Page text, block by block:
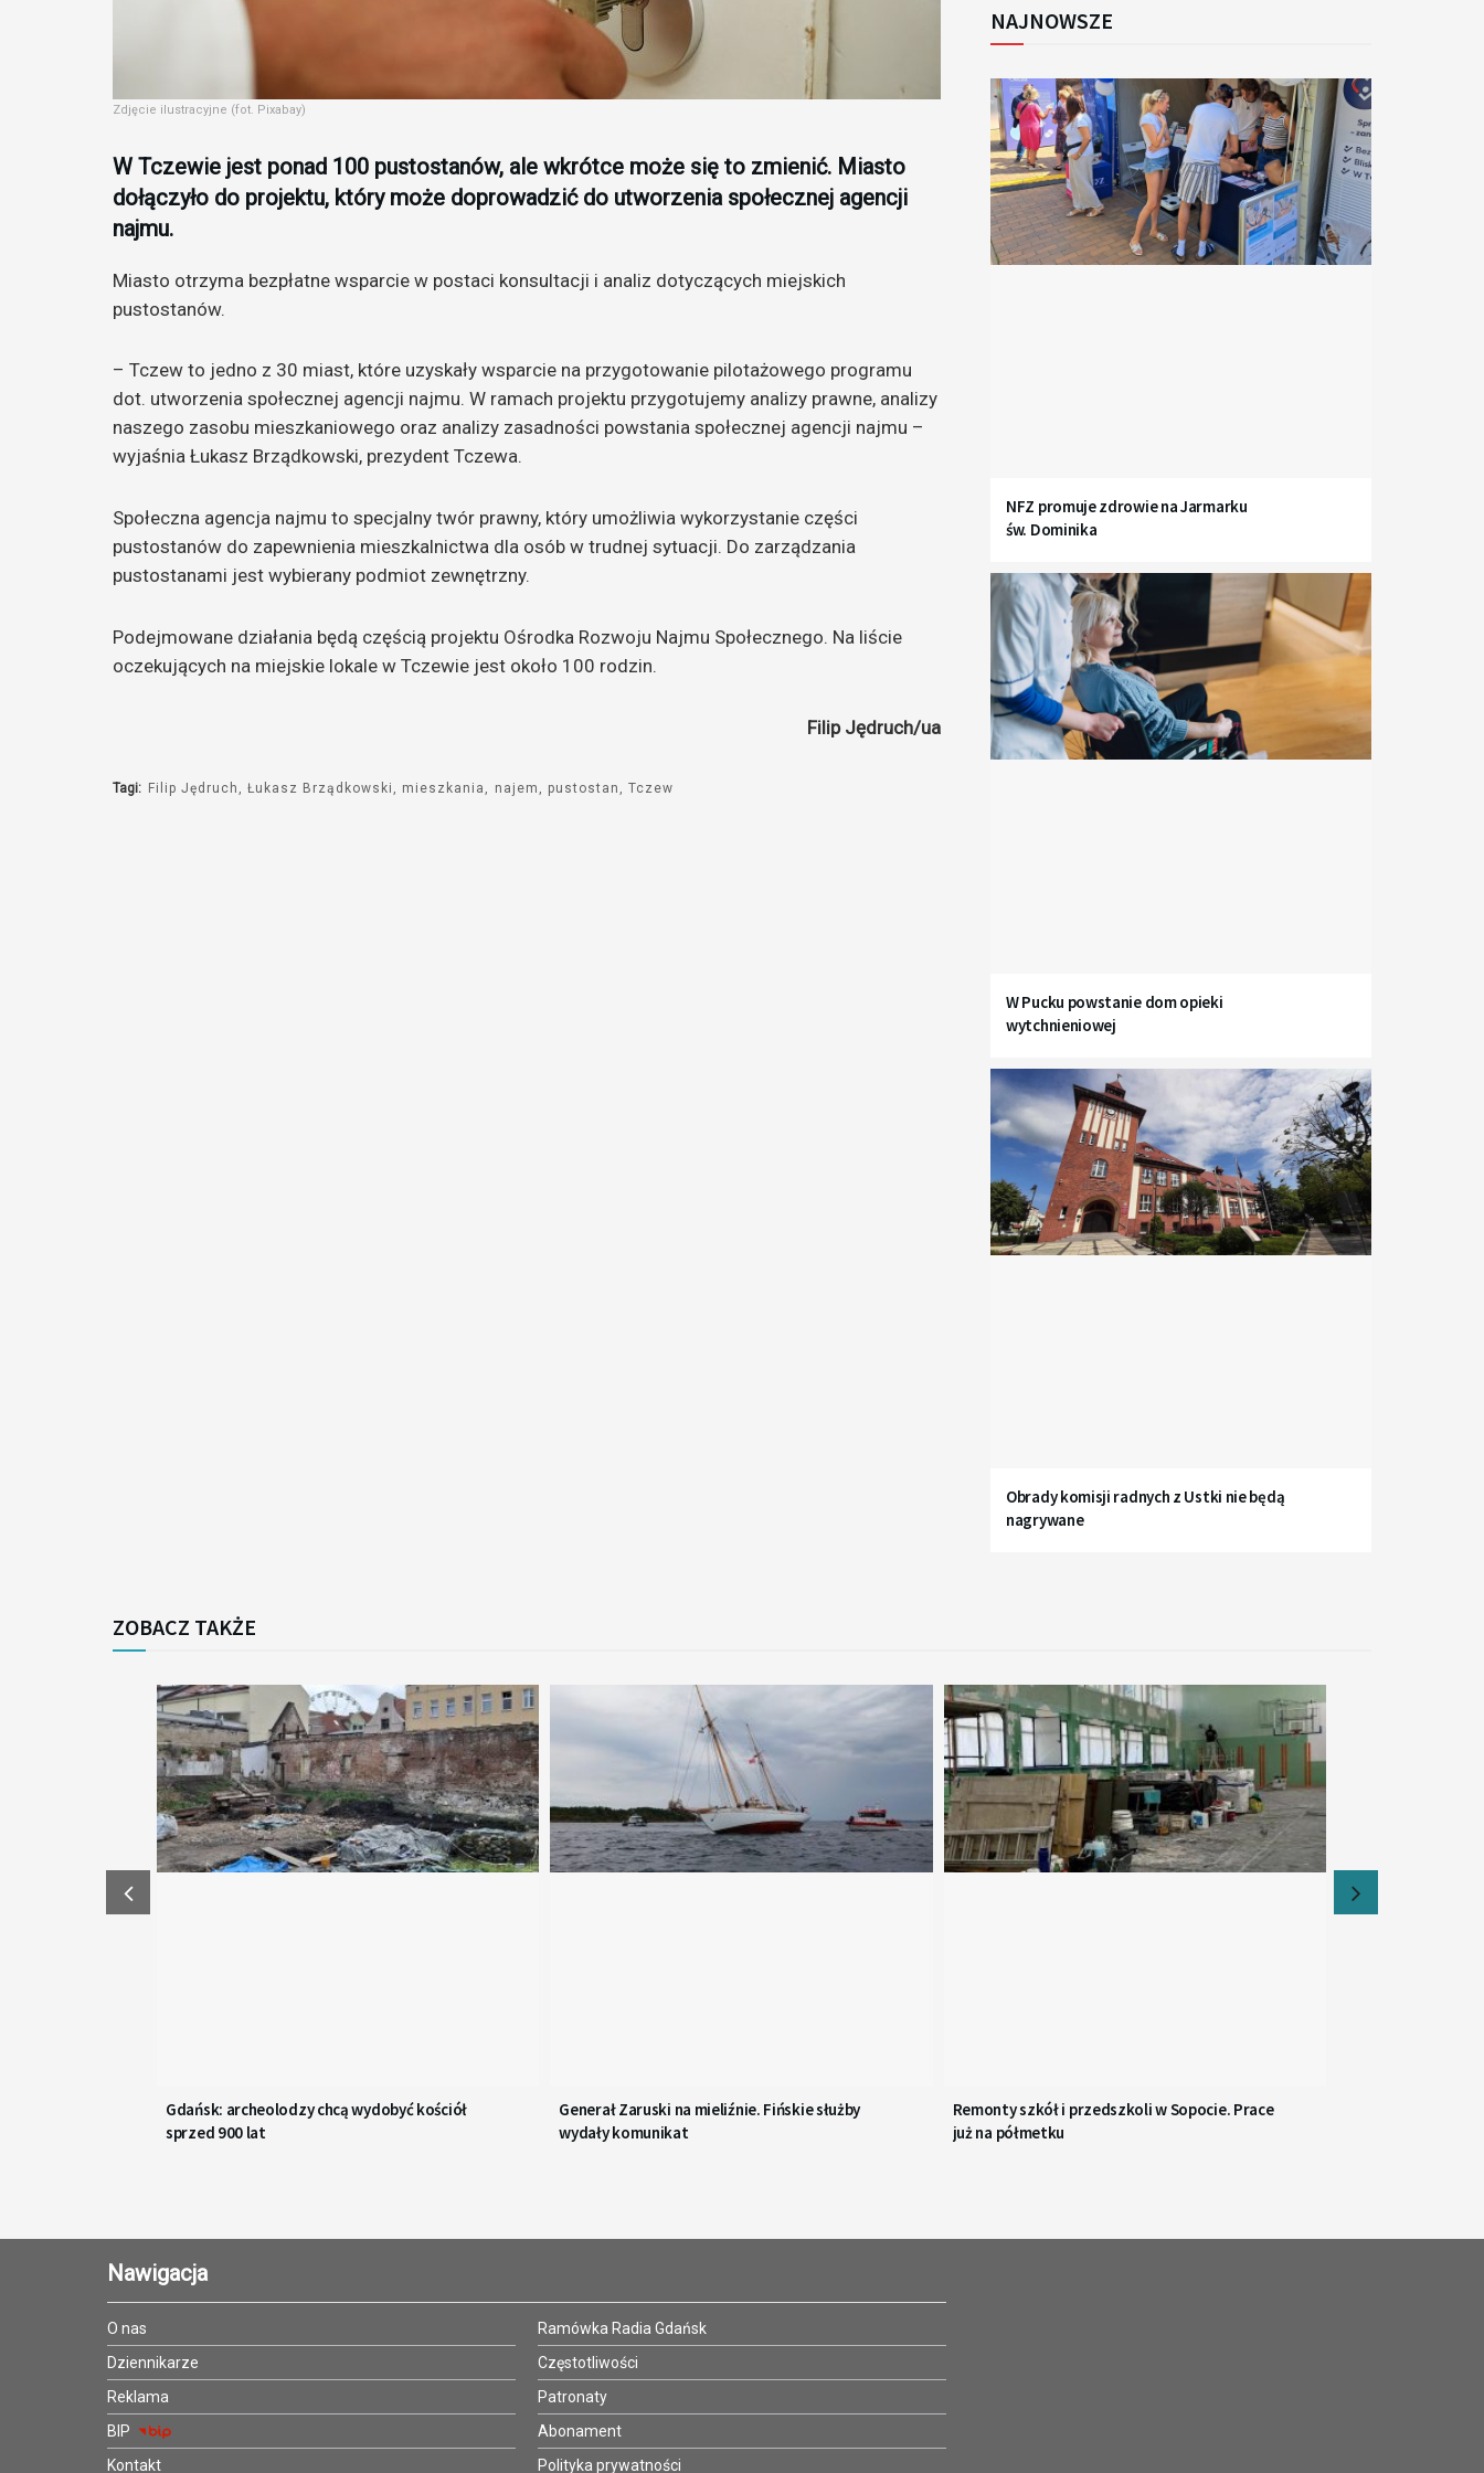
Zdjęcie ilustracyjne (fot. Pixabay)
W Tczewie jest ponad 100 pustostanów, ale wkrótce może się to zmienić. Miasto
dołączyło do projektu, który może doprowadzić do utworzenia społecznej agencji
najmu.
Miasto otrzyma bezpłatne wsparcie w postaci konsultacji i analiz dotyczących miejskich
pustostanów.
– Tczew to jedno z 30 miast, które uzyskały wsparcie na przygotowanie pilotażowego programu
dot. utworzenia społecznej agencji najmu. W ramach projektu przygotujemy analizy prawne, analizy
naszego zasobu mieszkaniowego oraz analizy zasadności powstania społecznej agencji najmu –
wyjaśnia Łukasz Brządkowski, prezydent Tczewa.
Społeczna agencja najmu to specjalny twór prawny, który umożliwia wykorzystanie części
pustostanów do zapewnienia mieszkalnictwa dla osób w trudnej sytuacji. Do zarządzania
pustostanami jest wybierany podmiot zewnętrzny.
Podejmowane działania będą częścią projektu Ośrodka Rozwoju Najmu Społecznego. Na liście
oczekujących na miejskie lokale w Tczewie jest około 100 rodzin.
Filip Jędruch/ua
Tagi: Filip Jędruch Łukasz Brządkowski mieszkania najem pustostan Tczew
NAJNOWSZE
NFZ promuje zdrowie na Jarmarku
św. Dominika
W Pucku powstanie dom opieki
wytchnieniowej
Obrady komisji radnych z Ustki nie będą
nagrywane
ZOBACZ TAKŻE
Gdańsk: archeolodzy chcą wydobyć kościół
sprzed 900 lat
Generał Zaruski na mieliźnie. Fińskie służby
wydały komunikat
Remonty szkół i przedszkoli w Sopocie. Prace
już na półmetku
Nawigacja
O nas
Dziennikarze
Reklama
BIP
Kontakt
Ramówka Radia Gdańsk
Częstotliwości
Patronaty
Abonament
Polityka prywatności